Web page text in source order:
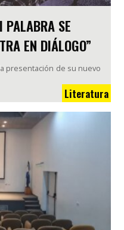
PALABRA SE
EN DIÁLOGO”
presentación de su nuevo
Literatura